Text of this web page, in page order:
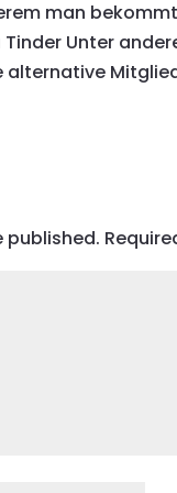
man
Unter
published.